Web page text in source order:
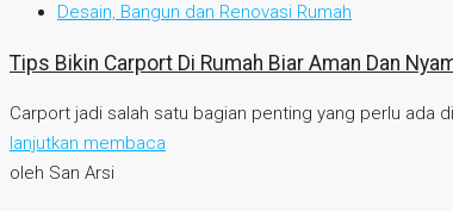
Desain, Bangun dan Renovasi Rumah
Tips Bikin Carport Di Rumah Biar Aman Dan
Carport jadi salah satu bagian penting yang perlu ada
lanjutkan membaca
oleh San Arsi